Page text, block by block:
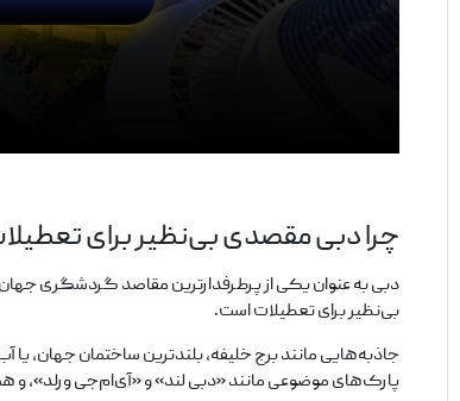
چرا دبی مقصدی بی‌نظیر برای
دبی به عنوان یکی از پرطرفدارترین مقاصد گردشگری
بی‌نظیر برای تعطیلات است.
جاذبه‌هایی مانند برج خلیفه، بلندترین ساختمان جهان، یا
پارک‌های موضوعی مانند «دبی لند» و «آی‌ام‌جی ورلد»، و